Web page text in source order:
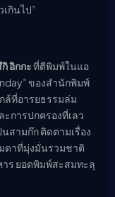
กินไป”
อิกกะที่ตีพิมพ์ในแอ
ของสำนักพิมพ์
ล้ที่อารยธรรมล่ม
การปกครองที่เลว
สามก๊ก ติดตามเรื่อง
ดาที่มุ่งมั่นรวมชาติ
ร ยอดพิมพ์สะสมทะลุ